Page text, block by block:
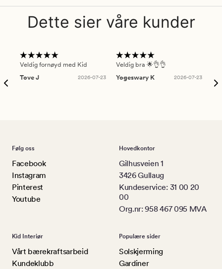
Dette sier våre kunder
Veldig fornøyd med Kid
Tove J
2026-07-23
Veldig bra 🌟👌👌
Yogeswary K
2026-07-23
Følg oss
Facebook
Instagram
Pinterest
Youtube
Hovedkontor
Gilhusveien 1
3426 Gullaug
Kundeservice: 31 00 20
00
Org.nr: 958 467 095 MVA
Kid Interiør
Vårt bærekraftsarbeid
Kundeklubb
Populære sider
Solskjerming
Gardiner